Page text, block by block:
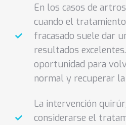
En los casos de
cuando el
fracasado suele dar
resultados
oportunidad para
normal y recuperar la
La intervención
considerarse el